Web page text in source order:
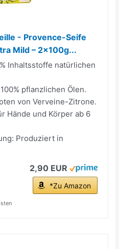
- Provence-Seife
Mild – 2x100g...
Inhaltsstoffe natürlichen
pflanzlichen Ölen.
von Verveine-Zitrone.
Hände und Körper ab 6
Produziert in
2,90 EUR
*Zu Amazon